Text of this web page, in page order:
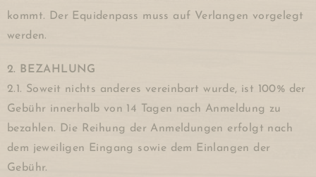
kommt. Der Equidenpass muss auf Verlangen vorgelegt
werden.
2. BEZAHLUNG
2.1. Soweit nichts anderes vereinbart wurde, ist 100% der
Gebühr innerhalb von 14 Tagen nach Anmeldung zu
bezahlen. Die Reihung der Anmeldungen erfolgt nach
dem jeweiligen Eingang sowie dem Einlangen der
Gebühr.